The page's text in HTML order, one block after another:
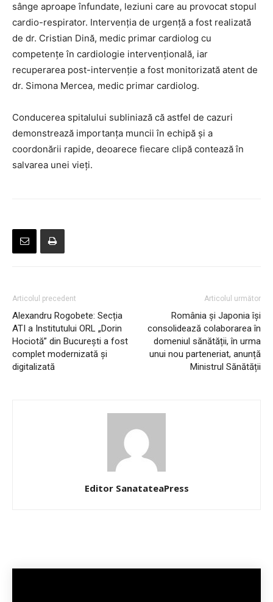
sânge aproape înfundate, leziuni care au provocat stopul
cardio-respirator. Intervenția de urgență a fost realizată
de dr. Cristian Dină, medic primar cardiolog cu
competențe în cardiologie intervențională, iar
recuperarea post-intervenție a fost monitorizată atent de
dr. Simona Mercea, medic primar cardiolog.
Conducerea spitalului subliniază că astfel de cazuri
demonstrează importanța muncii în echipă și a
coordonării rapide, deoarece fiecare clipă contează în
salvarea unei vieți.
Articolul precedent
Alexandru Rogobete: Secția
ATI a Institutului ORL „Dorin
Hociotă” din București a fost
complet modernizată și
digitalizată
Articolul următor
România și Japonia își
consolidează colaborarea în
domeniul sănătății, în urma
unui nou parteneriat, anunță
Ministrul Sănătății
Editor SanatateaPress